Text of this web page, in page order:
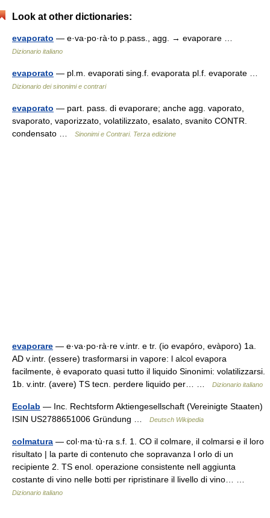
Look at other dictionaries:
evaporato — e·va·po·rà·to p.pass., agg. → evaporare …
Dizionario italiano
evaporato — pl.m. evaporati sing.f. evaporata pl.f. evaporate …
Dizionario dei sinonimi e contrari
evaporato — part. pass. di evaporare; anche agg. vaporato,
svaporato, vaporizzato, volatilizzato, esalato, svanito CONTR.
condensato …
Sinonimi e Contrari. Terza edizione
evaporare — e·va·po·rà·re v.intr. e tr. (io evapóro, evàporo) 1a.
AD v.intr. (essere) trasformarsi in vapore: l alcol evapora
facilmente, è evaporato quasi tutto il liquido Sinonimi: volatilizzarsi.
1b. v.intr. (avere) TS tecn. perdere liquido per… …
Dizionario italiano
Ecolab — Inc. Rechtsform Aktiengesellschaft (Vereinigte Staaten)
ISIN US2788651006 Gründung …
Deutsch Wikipedia
colmatura — col·ma·tù·ra s.f. 1. CO il colmare, il colmarsi e il loro
risultato | la parte di contenuto che sopravanza l orlo di un
recipiente 2. TS enol. operazione consistente nell aggiunta
costante di vino nelle botti per ripristinare il livello di vino… …
Dizionario italiano